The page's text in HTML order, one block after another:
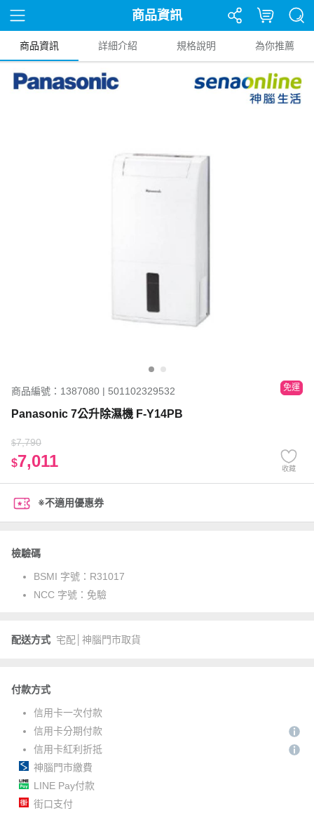
商品資訊
商品資訊 詳細介紹 規格說明 為你推薦
商品編號：1387080 | 501102329532 免運
Panasonic 7公升除濕機 F-Y14PB
$7,790
$7,011 收藏
※不適用優惠券
檢驗碼
BSMI 字號： R31017
NCC 字號： 免驗
配送方式 宅配│神腦門市取貨
付款方式
信用卡一次付款
信用卡分期付款
信用卡紅利折抵
神腦門市繳費
LINE Pay付款
街口支付